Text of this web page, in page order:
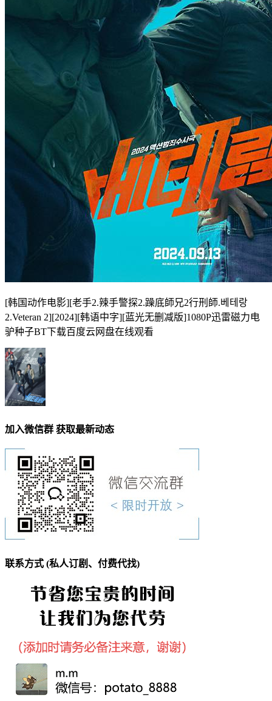
[韩国动作电影][老手2.辣手警探2.躁底師兄2行刑師.베테랑
2.Veteran 2][2024][韩语中字][蓝光无删减版]1080P迅雷磁力电
驴种子BT下载百度云网盘在线观看
加入微信群 获取最新动态
联系方式 (私人订剧、付费代找)